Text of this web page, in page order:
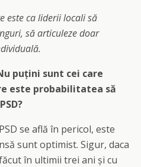
este ca liderii locali să
să articuleze doar
puțini sunt cei care
este probabilitatea să
se află în pericol, este
sunt optimist. Sigur, daca
în ultimii trei ani și cu